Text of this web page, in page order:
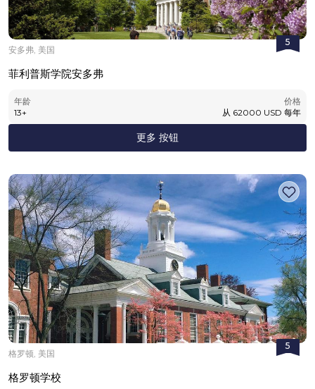
5
安多弗, 美国
菲利普斯学院安多弗
年龄
13+
价格
从 62000 USD 每年
更多 按钮
5
格罗顿, 美国
格罗顿学校